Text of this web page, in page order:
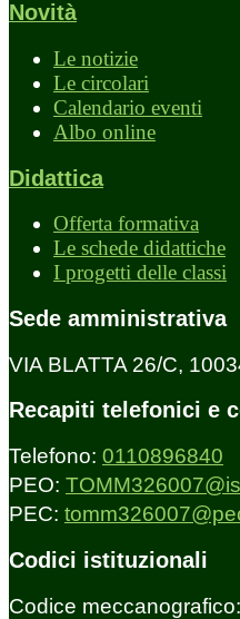
Novità
Le notizie
Le circolari
Calendario eventi
Albo online
Didattica
Offerta formativa
Le schede didattiche
I progetti delle classi
Sede amministrativa
VIA BLATTA 26/C,
Recapiti telefonici e
Telefono: 0110896840
PEO:
PEC:
Codici istituzionali
Codice